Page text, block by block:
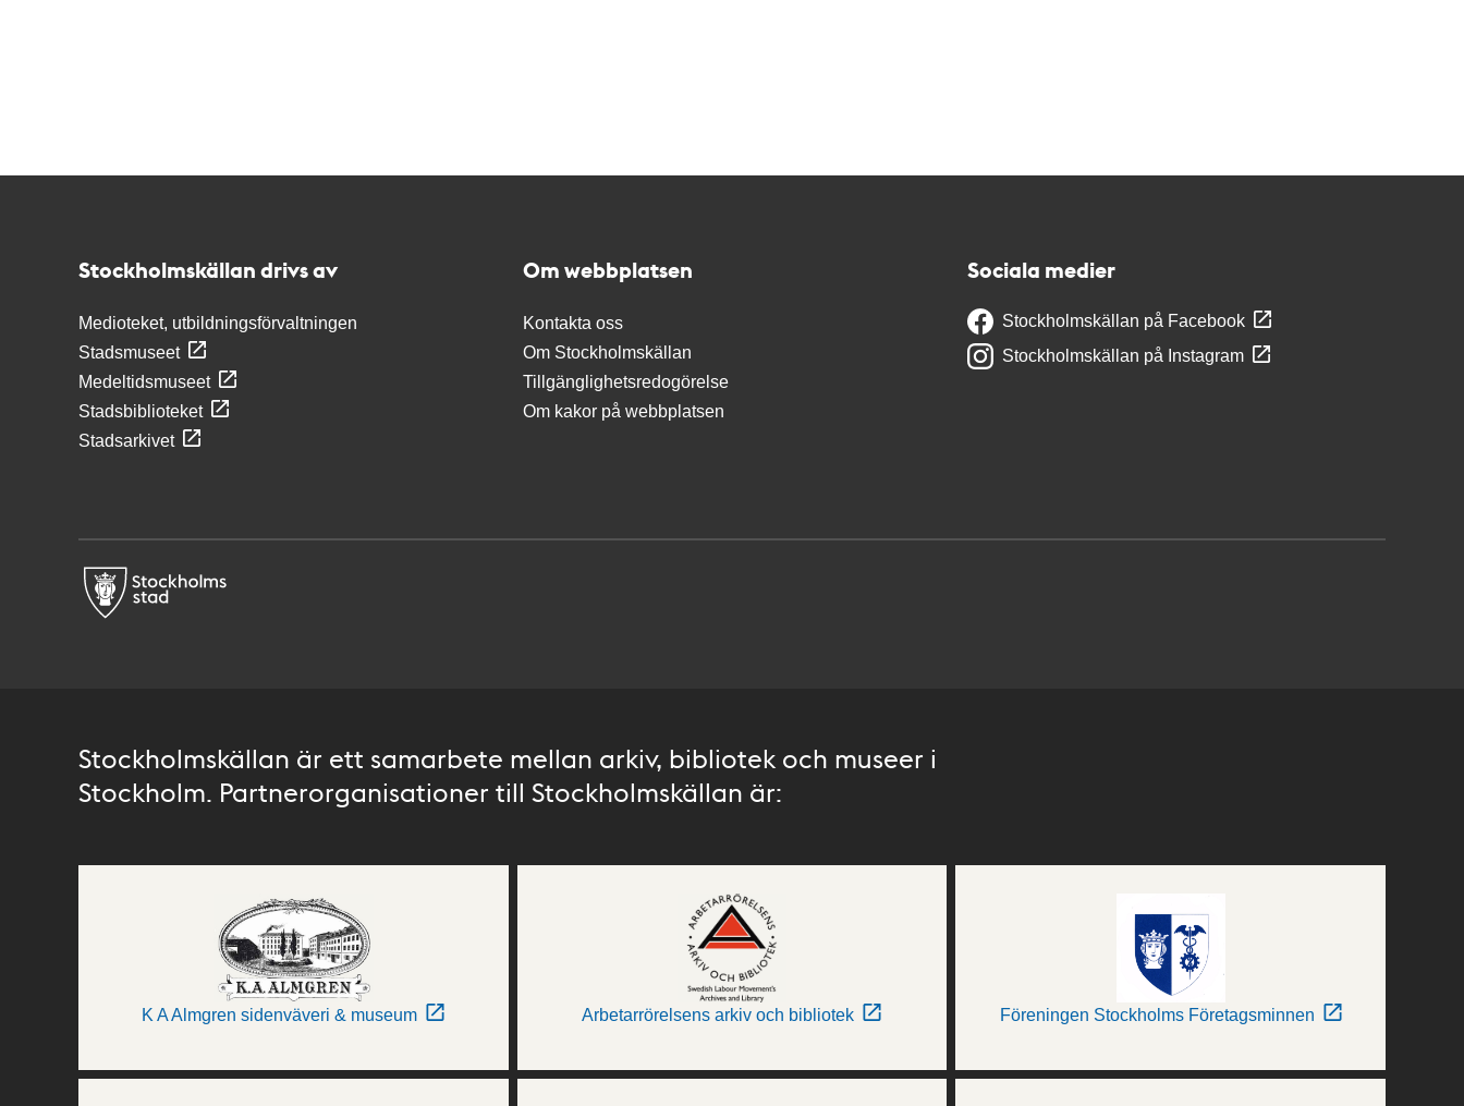
Stockholmskällan drivs av
Medioteket, utbildningsförvaltningen
Stadsmuseet
Medeltidsmuseet
Stadsbiblioteket
Stadsarkivet
Om webbplatsen
Kontakta oss
Om Stockholmskällan
Tillgänglighetsredogörelse
Om kakor på webbplatsen
Sociala medier
Stockholmskällan på Facebook
Stockholmskällan på Instagram
Stockholmskällan är ett samarbete mellan arkiv, bibliotek och museer i
Stockholm. Partnerorganisationer till Stockholmskällan är:
K A Almgren sidenväveri & museum Arbetarrörelsens arkiv och bibliotek Föreningen Stockholms Företagsminnen